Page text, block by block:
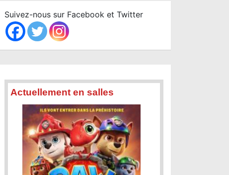
c
h
Suivez-nous sur Facebook et Twitter
Actuellement en salles